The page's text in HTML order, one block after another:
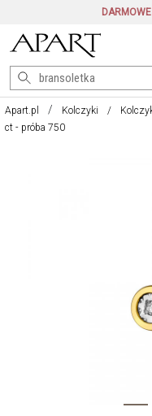
Apart.pl Kolczyki
ct - próba 750